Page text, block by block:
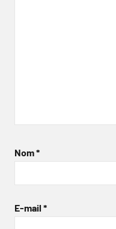
Nom*
E-mail *